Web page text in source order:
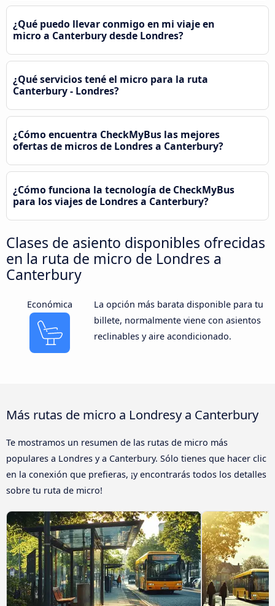
¿Qué puedo llevar conmigo en mi viaje en
micro a Canterbury desde Londres?
¿Qué servicios tené el micro para la ruta
Canterbury - Londres?
¿Cómo encuentra CheckMyBus las mejores
ofertas de micros de Londres a Canterbury?
¿Cómo funciona la tecnología de CheckMyBus
para los viajes de Londres a Canterbury?
Clases de asiento disponibles ofrecidas
en la ruta de micro de Londres a
Canterbury
Económica
La opción más barata disponible para tu
billete, normalmente viene con asientos
reclinables y aire acondicionado.
Más rutas de micro a Londresy a Canterbury
Te mostramos un resumen de las rutas de micro más
populares a Londres y a Canterbury. Sólo tienes que hacer clic
en la conexión que prefieras, ¡y encontrarás todos los detalles
sobre tu ruta de micro!